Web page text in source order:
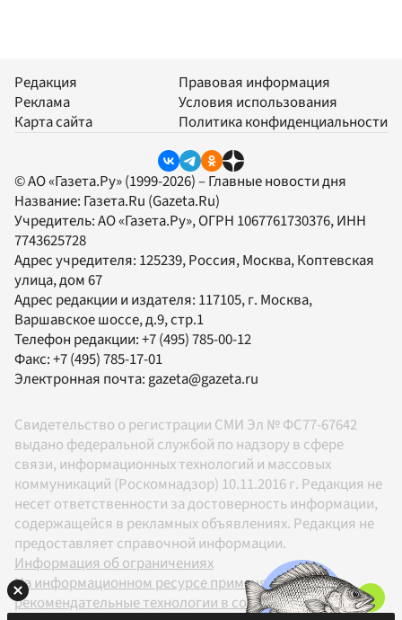
Редакция
Реклама
Карта сайта
Правовая информация
Условия использования
Политика конфиденциальности
© АО «Газета.Ру» (1999-2026) – Главные новости дня
Название: Газета.Ru (Gazeta.Ru)
Учредитель:АО «Газета.Ру», ОГРН 1067761730376, ИНН
7743625728
Адрес учредителя: 125239, Россия, Москва, Коптевская
улица, дом 67
Адрес редакции и издателя: 117105, г. Москва,
Варшавское шоссе, д.9, стр.1
Телефон редакции:+7 (495) 785-00-12
Факс:+7 (495) 785-17-01
Электронная почта:gazeta@gazeta.ru
Свидетельство о регистрации СМИ Эл № ФС77-67642
выдано федеральной службой по надзору в сфере
связи, информационных технологий и массовых
коммуникаций (Роскомнадзор) 10.11.2016 г. Редакция не
несет ответственности за достоверность информации,
содержащейся в рекламных объявлениях. Редакция не
предоставляет справочной информации.
Информация об ограничениях
На информационном ресурсе применяются
рекомендательные технологии в соответствии с